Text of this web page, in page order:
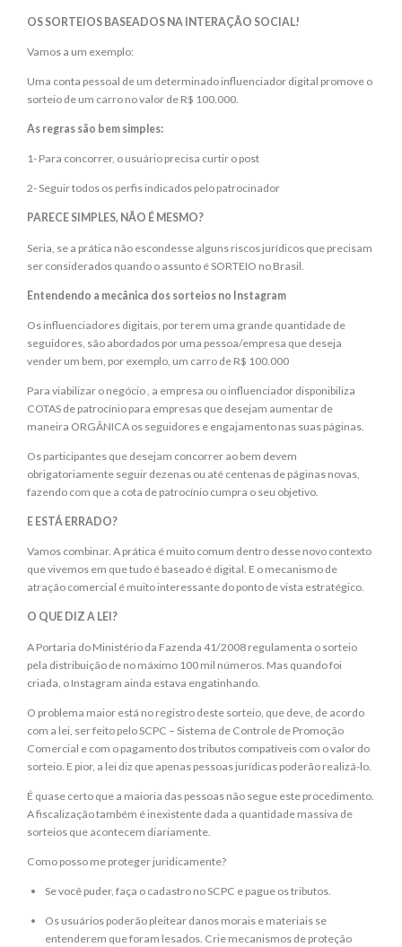
OS SORTEIOS BASEADOS NA INTERAÇÃO SOCIAL!
Vamos a um exemplo:
Uma conta pessoal de um determinado influenciador digital promove o
sorteio de um carro no valor de R$ 100.000.
As regras são bem simples:
1- Para concorrer, o usuário precisa curtir o post
2- Seguir todos os perfis indicados pelo patrocinador
PARECE SIMPLES, NÃO É MESMO?
Seria, se a prática não escondesse alguns riscos jurídicos que precisam
ser considerados quando o assunto é SORTEIO no Brasil.
Entendendo a mecânica dos sorteios no Instagram
Os influenciadores digitais, por terem uma grande quantidade de
seguidores, são abordados por uma pessoa/empresa que deseja
vender um bem, por exemplo, um carro de R$ 100.000
Para viabilizar o negócio , a empresa ou o influenciador disponibiliza
COTAS de patrocínio para empresas que desejam aumentar de
maneira ORGÂNICA os seguidores e engajamento nas suas páginas.
Os participantes que desejam concorrer ao bem devem
obrigatoriamente seguir dezenas ou até centenas de páginas novas,
fazendo com que a cota de patrocínio cumpra o seu objetivo.
E ESTÁ ERRADO?
Vamos combinar. A prática é muito comum dentro desse novo contexto
que vivemos em que tudo é baseado é digital. E o mecanismo de
atração comercial é muito interessante do ponto de vista estratégico.
O QUE DIZ A LEI?
A Portaria do Ministério da Fazenda 41/2008 regulamenta o sorteio
pela distribuição de no máximo 100 mil números. Mas quando foi
criada, o Instagram ainda estava engatinhando.
O problema maior está no registro deste sorteio, que deve, de acordo
com a lei, ser feito pelo SCPC – Sistema de Controle de Promoção
Comercial e com o pagamento dos tributos compatíveis com o valor do
sorteio. E pior, a lei diz que apenas pessoas jurídicas poderão realizá-lo.
É quase certo que a maioria das pessoas não segue este procedimento.
A fiscalização também é inexistente dada a quantidade massiva de
sorteios que acontecem diariamente.
Como posso me proteger juridicamente?
Se você puder, faça o cadastro no SCPC e pague os tributos.
Os usuários poderão pleitear danos morais e materiais se
entenderem que foram lesados. Crie mecanismos de proteção